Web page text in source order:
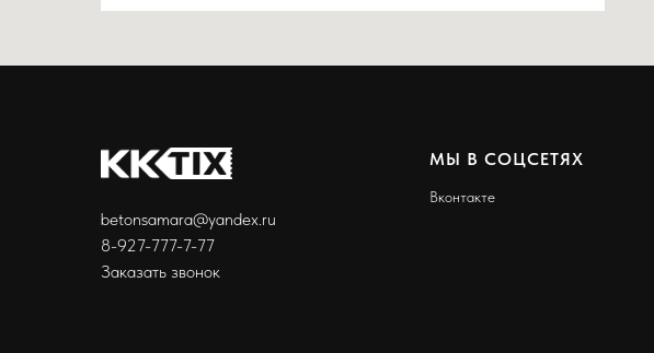
betonsamara@yandex.ru
8-927-777-7-77
Заказать звонок
МЫ В СОЦСЕТЯХ
Вконтакте